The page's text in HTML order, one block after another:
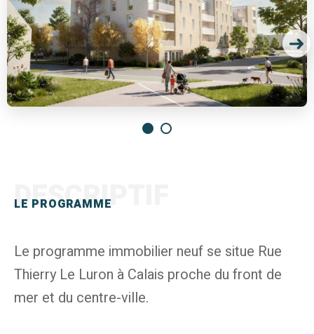
LE PROGRAMME
DESCRIPTIF
Le programme immobilier neuf se situe Rue
Thierry Le Luron à Calais proche du front de
mer et du centre-ville.